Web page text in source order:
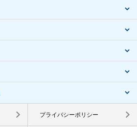
プライバシーポリシー